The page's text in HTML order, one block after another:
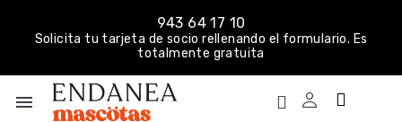
943 64 17 10
Solicita tu tarjeta de socio rellenando el formulario. Es
totalmente gratuita
menu